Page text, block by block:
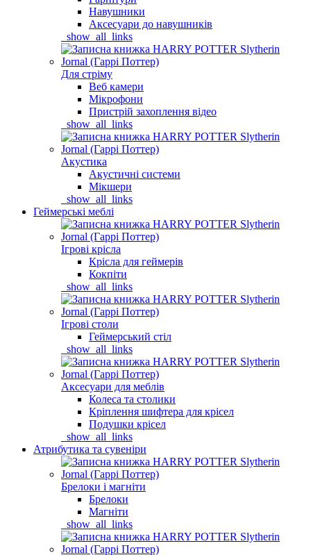
Навушники
Аксесуари до навушників
_show_all_links
Для стріму
Веб камери
Мікрофони
Пристрій захоплення відео
_show_all_links
Акустика
Акустичні системи
Мікшери
_show_all_links
Геймерські меблі
Ігрові крісла
Крісла для геймерів
Кокпіти
_show_all_links
Ігрові столи
Геймерський стіл
_show_all_links
Аксесуари для меблів
Колеса та столики
Кріплення шифтера для крісел
Подушки крісел
_show_all_links
Атрибутика та сувеніри
Брелоки і магніти
Брелоки
Магніти
_show_all_links